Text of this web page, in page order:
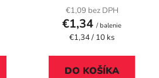
€1,09 bez DPH
€1,34 / balenie
Jednotková
€1,34 / 10 ks
DO KOŠÍKA